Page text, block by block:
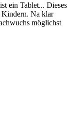
ein Tablet... Dieses
Kindern. Na klar
möglichst